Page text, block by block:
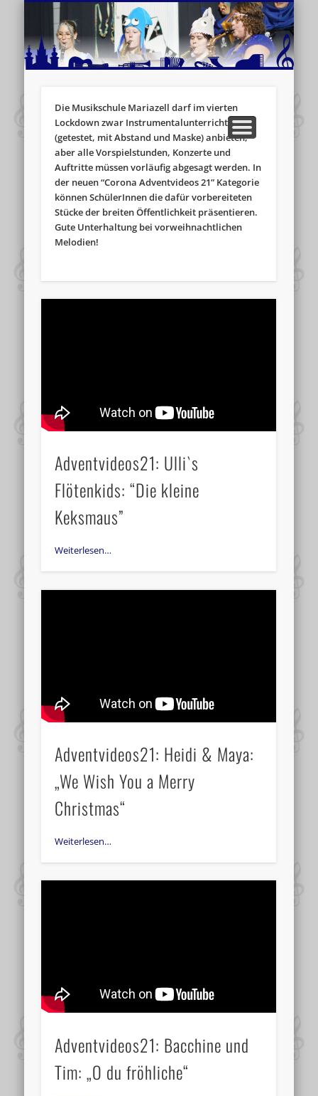
MUSIKSCHULE MARIAZELL
AKTUELLE BERICHTE
SCHULE
VIDEOS
VERANSTALTUNGSTIPPS
WEITERE INFORMATIONEN
Die Musikschule Mariazell darf im vierten
Lockdown zwar Instrumentalunterricht
(getestet, mit Abstand und Maske) anbieten,
aber alle Vorspielstunden, Konzerte und
Auftritte müssen vorläufig abgesagt werden. In
der neuen “Corona Adventvideos 21” Kategorie
können SchülerInnen die dafür vorbereiteten
Stücke der breiten Öffentlichkeit präsentieren.
Gute Unterhaltung bei vorweihnachtlichen
Melodien!
Adventvideos21: Ulli`s
Flötenkids: “Die kleine
Keksmaus”
Weiterlesen…
Adventvideos21: Heidi & Maya:
„We Wish You a Merry
Christmas“
Weiterlesen…
Adventvideos21: Bacchine und
Tim: „O du fröhliche“